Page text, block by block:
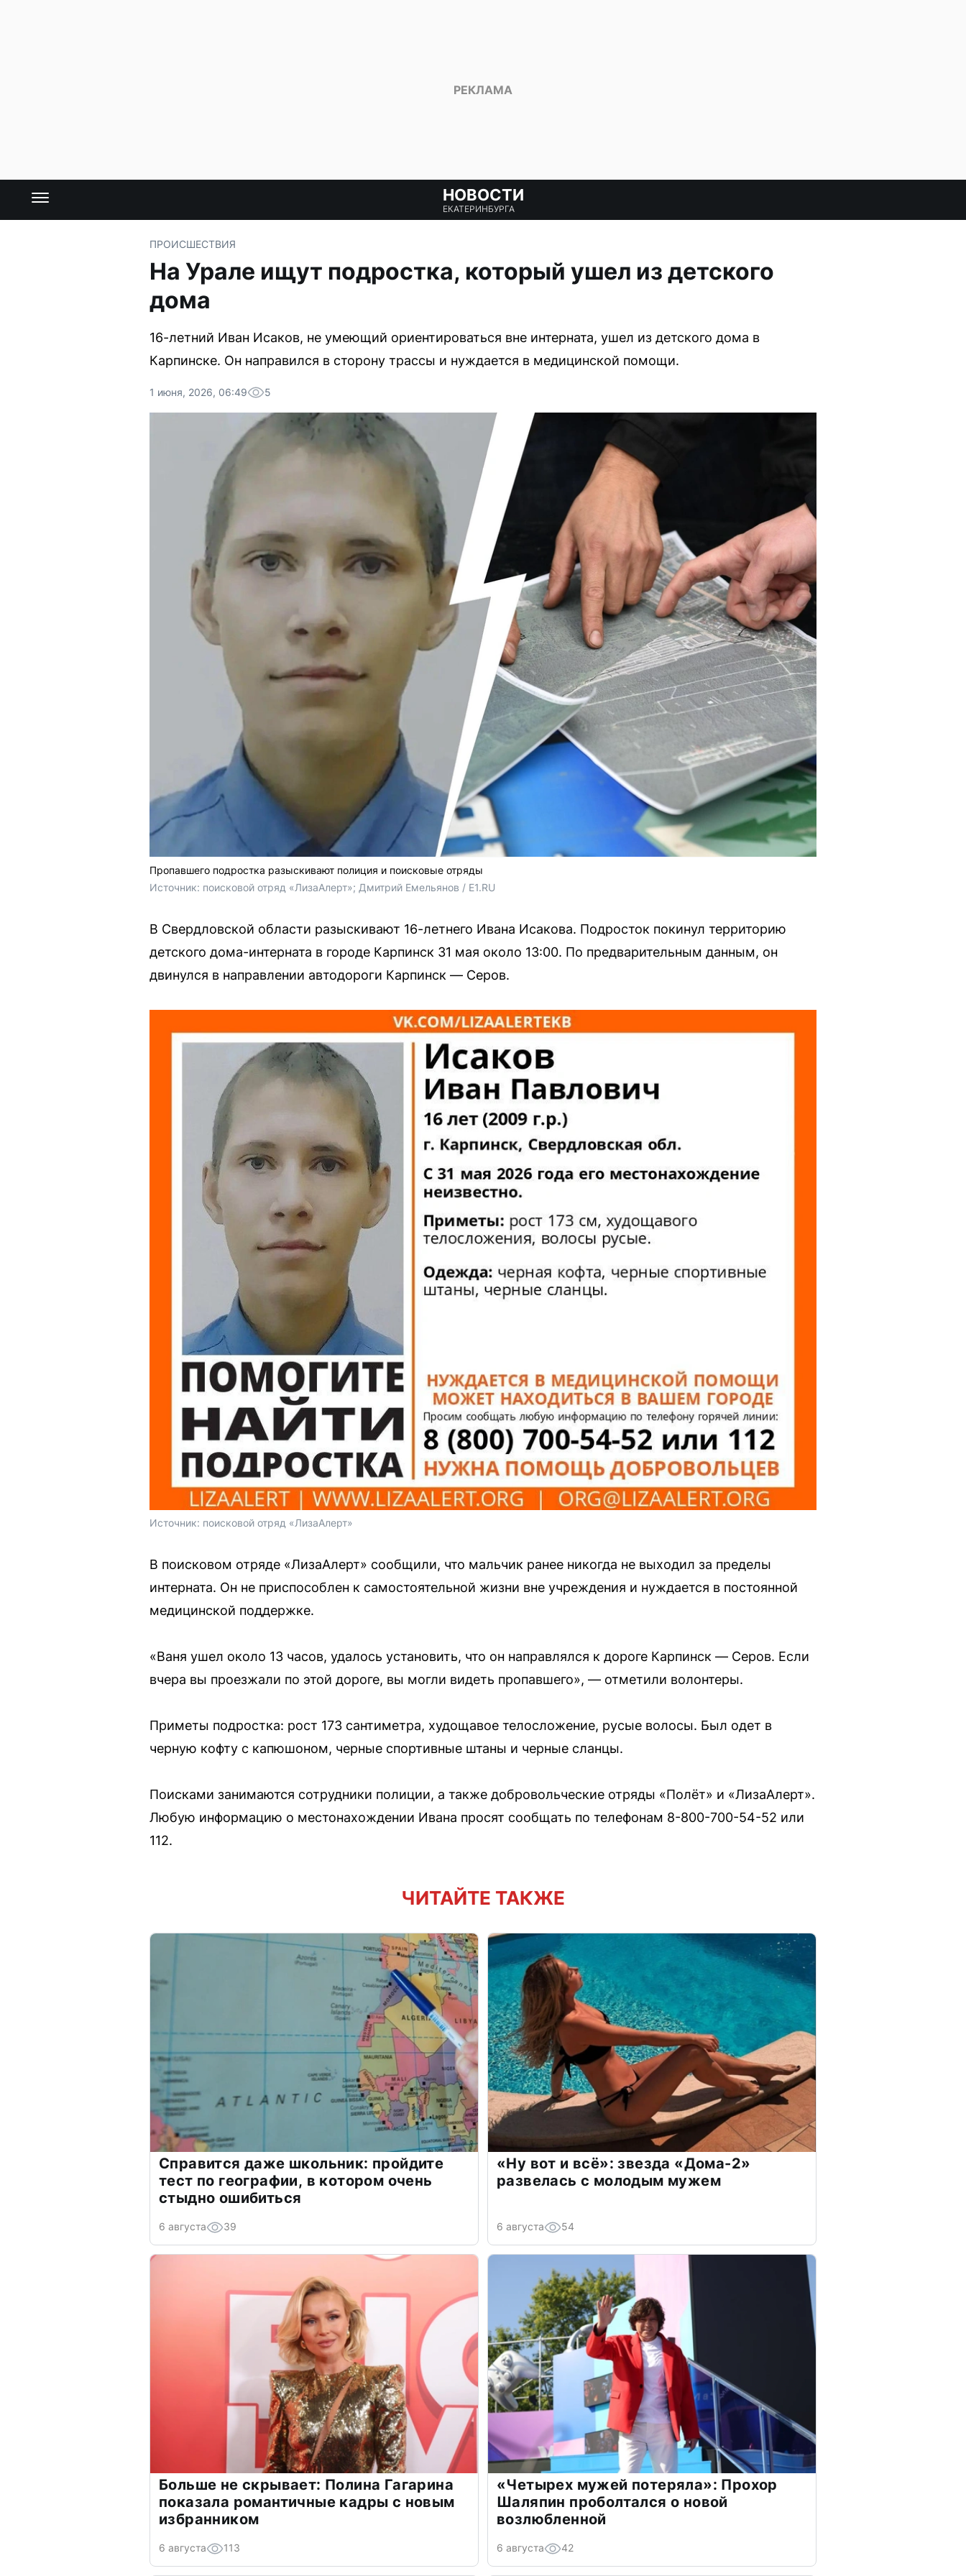
НОВОСТИ
ЕКАТЕРИНБУРГА
ПРОИСШЕСТВИЯ
На Урале ищут подростка, который ушел из детского
дома
16-летний Иван Исаков, не умеющий ориентироваться вне интерната, ушел из детского дома в
Карпинске. Он направился в сторону трассы и нуждается в медицинской помощи.
1 июня, 2026, 06:49 5
Пропавшего подростка разыскивают полиция и поисковые отряды
Источник: поисковой отряд «ЛизаАлерт»; Дмитрий Емельянов / E1.RU
В Свердловской области разыскивают 16-летнего Ивана Исакова. Подросток покинул территорию
детского дома-интерната в городе Карпинск 31 мая около 13:00. По предварительным данным, он
двинулся в направлении автодороги Карпинск — Серов.
Источник: поисковой отряд «ЛизаАлерт»
В поисковом отряде «ЛизаАлерт» сообщили, что мальчик ранее никогда не выходил за пределы
интерната. Он не приспособлен к самостоятельной жизни вне учреждения и нуждается в постоянной
медицинской поддержке.
«Ваня ушел около 13 часов, удалось установить, что он направлялся к дороге Карпинск — Серов. Если
вчера вы проезжали по этой дороге, вы могли видеть пропавшего», — отметили волонтеры.
Приметы подростка: рост 173 сантиметра, худощавое телосложение, русые волосы. Был одет в
черную кофту с капюшоном, черные спортивные штаны и черные сланцы.
Поисками занимаются сотрудники полиции, а также добровольческие отряды «Полёт» и «ЛизаАлерт».
Любую информацию о местонахождении Ивана просят сообщать по телефонам 8-800-700-54-52 или
112.
ЧИТАЙТЕ ТАКЖЕ
Справится даже школьник: пройдите
тест по географии, в котором очень
стыдно ошибиться
6 августа 39
«Ну вот и всё»: звезда «Дома-2»
развелась с молодым мужем
6 августа 54
Больше не скрывает: Полина Гагарина
показала романтичные кадры с новым
избранником
6 августа 113
«Четырех мужей потеряла»: Прохор
Шаляпин проболтался о новой
возлюбленной
6 августа 42